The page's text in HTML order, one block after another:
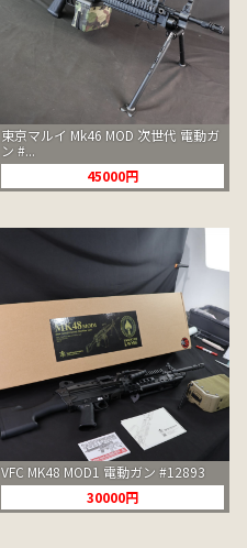
東京マルイ Mk46 MOD 次世代 電動ガ
ン #...
45000円
VFC MK48 MOD1 電動ガン #12893
30000円